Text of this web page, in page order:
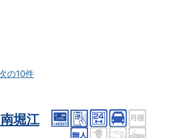
の10件
堀江